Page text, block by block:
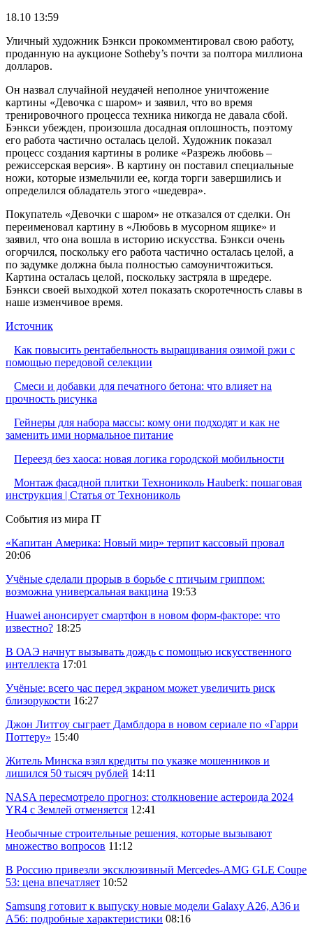
18.10 13:59
Уличный художник Бэнкси прокомментировал свою работу,
проданную на аукционе Sotheby’s почти за полтора миллиона
долларов.
Он назвал случайной неудачей неполное уничтожение
картины «Девочка с шаром» и заявил, что во время
тренировочного процесса техника никогда не давала сбой.
Бэнкси убежден, произошла досадная оплошность, поэтому
его работа частично осталась целой. Художник показал
процесс создания картины в ролике «Разрежь любовь –
режиссерская версия». В картину он поставил специальные
ножи, которые измельчили ее, когда торги завершились и
определился обладатель этого «шедевра».
Покупатель «Девочки с шаром» не отказался от сделки. Он
переименовал картину в «Любовь в мусорном ящике» и
заявил, что она вошла в историю искусства. Бэнкси очень
огорчился, поскольку его работа частично осталась целой, а
по задумке должна была полностью самоуничтожиться.
Картина осталась целой, поскольку застряла в шредере.
Бэнкси своей выходкой хотел показать скоротечность славы в
наше изменчивое время.
Источник
Как повысить рентабельность выращивания озимой ржи с
помощью передовой селекции
Смеси и добавки для печатного бетона: что влияет на
прочность рисунка
Гейнеры для набора массы: кому они подходят и как не
заменить ими нормальное питание
Переезд без хаоса: новая логика городской мобильности
Монтаж фасадной плитки Технониколь Hauberk: пошаговая
инструкция | Статья от Технониколь
События из мира IT
«Капитан Америка: Новый мир» терпит кассовый провал
20:06
Учёные сделали прорыв в борьбе с птичьим гриппом:
возможна универсальная вакцина 19:53
Huawei анонсирует смартфон в новом форм-факторе: что
известно? 18:25
В ОАЭ начнут вызывать дождь с помощью искусственного
интеллекта 17:01
Учёные: всего час перед экраном может увеличить риск
близорукости 16:27
Джон Литгоу сыграет Дамблдора в новом сериале по «Гарри
Поттеру» 15:40
Житель Минска взял кредиты по указке мошенников и
лишился 50 тысяч рублей 14:11
NASA пересмотрело прогноз: столкновение астероида 2024
YR4 с Землей отменяется 12:41
Необычные строительные решения, которые вызывают
множество вопросов 11:12
В Россию привезли эксклюзивный Mercedes-AMG GLE Coupe
53: цена впечатляет 10:52
Samsung готовит к выпуску новые модели Galaxy A26, A36 и
A56: подробные характеристики 08:16